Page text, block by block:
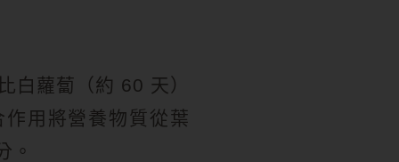
白蘿蔔（約 60 天）
用將營養物質從葉
。